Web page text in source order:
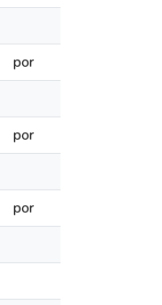
por
por
por